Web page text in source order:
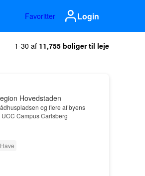
Favoritter Login
1-30 af 11,755 boliger til leje
Hovedstaden
og flere af byens
Campus Carlsberg
Have